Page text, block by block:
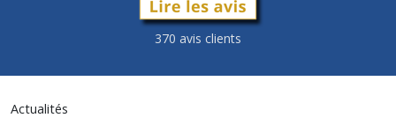
370 avis clients
Actualités